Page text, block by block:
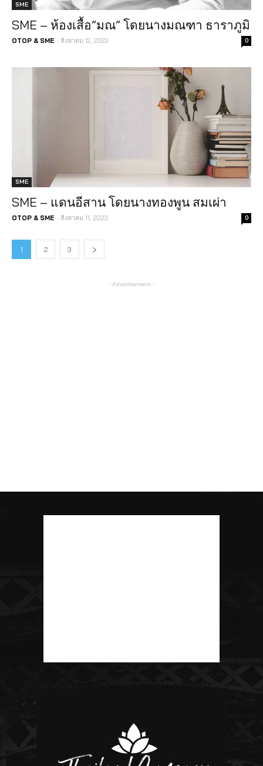
SME
SME – ห้องเสื้อ”มณ” โดยนางมณฑา ธาราภูมิ
OTOP & SME - สิงหาคม 12, 2023 0
SME
SME – แดนอีสาน โดยนางทองพูน สมเผ่า
OTOP & SME - สิงหาคม 11, 2023 0
1 2 3
- Advertisement -